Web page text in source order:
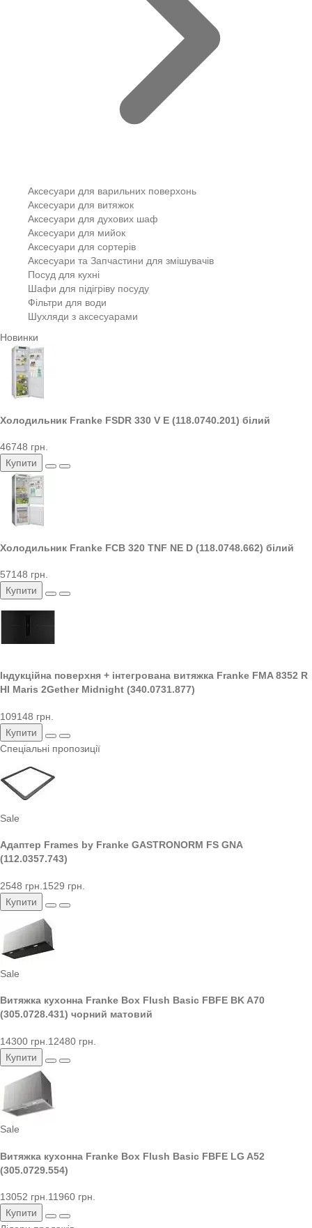
Аксесуари для варильних поверхонь
Аксесуари для витяжок
Аксесуари для духових шаф
Аксесуари для мийок
Аксесуари для сортерів
Аксесуари та Запчастини для змішувачів
Посуд для кухні
Шафи для підігріву посуду
Фільтри для води
Шухляди з аксесуарами
Новинки
Холодильник Franke FSDR 330 V E (118.0740.201) білий
46748 грн.
Купити
Холодильник Franke FCB 320 TNF NE D (118.0748.662) білий
57148 грн.
Купити
Індукційна поверхня + інтегрована витяжка Franke FMA 8352 R
HI Maris 2Gether Midnight (340.0731.877)
109148 грн.
Купити
Спеціальні пропозиції
Sale
Адаптер Frames by Franke GASTRONORM FS GNA
(112.0357.743)
2548 грн. 1529 грн.
Купити
Sale
Витяжка кухонна Franke Box Flush Basic FBFE BK A70
(305.0728.431) чорний матовий
14300 грн. 12480 грн.
Купити
Sale
Витяжка кухонна Franke Box Flush Basic FBFE LG A52
(305.0729.554)
13052 грн.11960 грн.
Купити